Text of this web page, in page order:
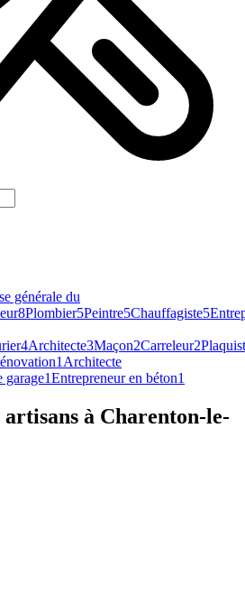
générale du
8Plombier5Peintre5Chauffagiste5
4Architecte3Maçon2Carreleur2
1 Architecte
garage1Entrepreneur en béton1
à Charenton-le-